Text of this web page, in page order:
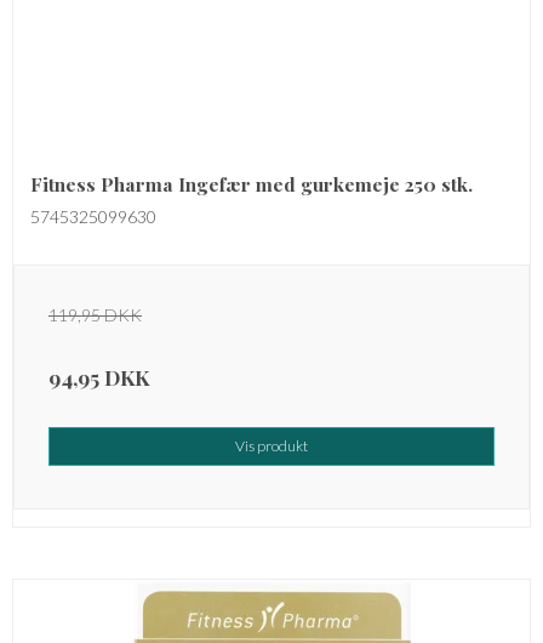
Fitness Pharma Ingefær med gurkemeje 250 stk.
5745325099630
119,95 DKK
94,95 DKK
Vis produkt